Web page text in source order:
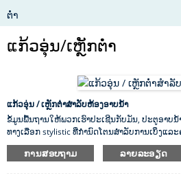
ຕ່ຳ
ແກ້ວອຸ່ນ/ເຫຼັກຕ່ຳ
ແກ້ວອຸ່ນ / ເຫຼັກຕ່ໍາສໍາລັບຫ້ອງອາບນ້ໍາ
ຂໍ້ມູນພື້ນຖານໃຫ້ພວກເຮົາປະເຊີນກັບມັນ, ປະຕູອາບ
ທາງເລືອກ stylistic ທີ່ກໍານົດໂຕນສໍາລັບການເບິ່ງແ
ທ່ານ. ມັນເປັນລາຍການດຽວທີ່ໃຫຍ່ທີ່ສຸດໃນຫ້ອງນ້ໍາຂ
ສົນໃຈຫຼາຍທີ່ສຸດ. ບໍ່​ພຽງ​ແຕ່​ເທົ່າ​ນັ້ນ​, ແຕ່​ມັນ​ຍັງ​ມີ​ການ​
ການສອບຖາມ ລາຍລະອຽດ